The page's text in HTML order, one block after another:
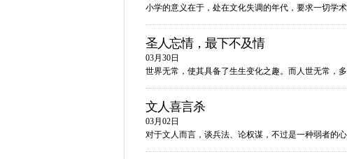
小学的意义在于，处在文化失调的年代，要求一切学
圣人忘情，最下不及情
03月30日
世界无常，使其具备了生生变化之趣。而人世无常，
文人喜言杀
03月02日
对于文人而言，谈兵法、论权谋，不过是一种弱者的